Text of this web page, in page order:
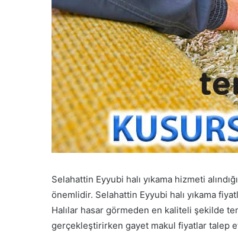
Selahattin Eyyubi halı yıkama hizmeti
önemlidir. Selahattin Eyyubi halı yıkama
Halılar hasar görmeden en kaliteli şekilde
gerçekleştirirken gayet makul fiyatlar talep